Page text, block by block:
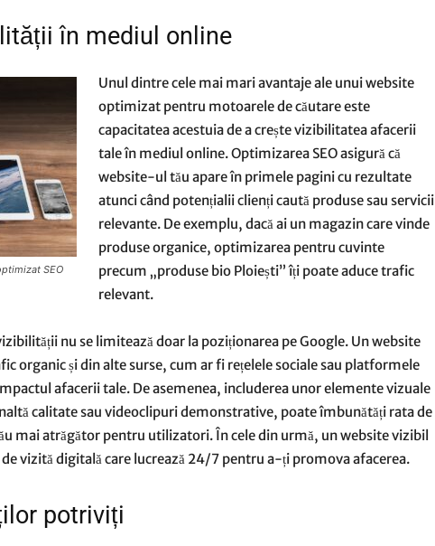
în mediul online
SEO
Unul dintre cele mai mari avantaje ale unui website
optimizat pentru motoarele de căutare este
capacitatea acestuia de a crește vizibilitatea afacerii
tale în mediul online. Optimizarea SEO asigură că
website-ul tău apare în primele pagini cu rezultate
atunci când potențialii clienți caută produse sau servicii
relevante. De exemplu, dacă ai un magazin care vinde
produse organice, optimizarea pentru cuvinte
precum „produse bio Ploiești” îți poate aduce trafic
relevant.
nu se limitează doar la poziționarea pe Google. Un website
organic și din alte surse, cum ar fi rețelele sociale sau platformele
afacerii tale. De asemenea, includerea unor elemente vizuale
calitate sau videoclipuri demonstrative, poate îmbunătăți rata de
mai atrăgător pentru utilizatori. În cele din urmă, un website vizibil
vizită digitală care lucrează 24/7 pentru a-ți promova afacerea.
potriviți